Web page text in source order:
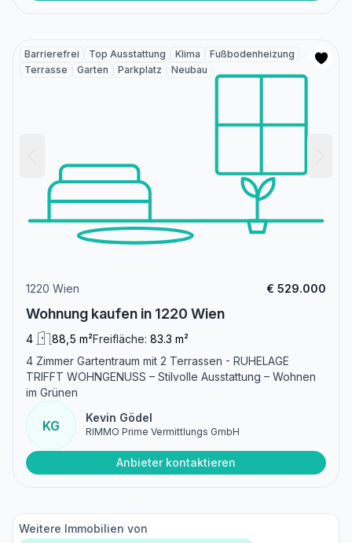
Barrierefrei Top Ausstattung Klima
Fußbodenheizung
Terrasse
Garten Parkplatz Neubau
1220 Wien € 529.000
Wohnung kaufen in 1220 Wien
4 88,5 m²Freifläche: 83.3 m²
4 Zimmer Gartentraum mit 2 Terrassen - RUHELAGE
TRIFFT WOHNGENUSS – Stilvolle Ausstattung – Wohnen
im Grünen
KG
Kevin Gödel
RIMMO Prime Vermittlungs GmbH
Anbieter kontaktieren
Weitere Immobilien von